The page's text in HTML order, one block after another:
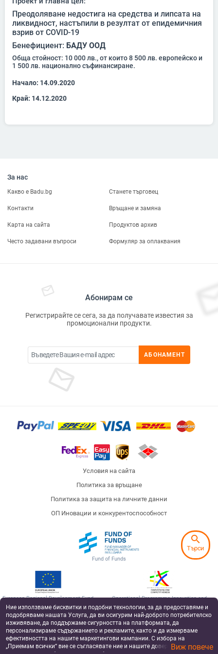
Преодоляване недостига на средства и липсата на
ликвидност, настъпили в резултат от епидемичния
взрив от COVID-19
Бенефициент: БАДУ ООД
Обща стойност: 10 000 лв., от които 8 500 лв. европейско и
1 500 лв. национално съфинансиране.
Начало: 14.09.2020
Край: 14.12.2020
За нас
Какво е Badu.bg Станете търговец
Контакти Връщане и замяна
Карта на сайта Продуктов архив
Често задавани въпроси Формуляр за оплаквания
Абонирам се
Регистрирайте се сега, за да получавате известия за
промоционални продукти.
АБОНАМЕНТ
Условия на сайта
Политика за връщане
Политика за защита на личните данни
ОП Иновации и конкурентоспособност
Fund of Funds
European Regional Development Fund
Operational Programme Innovation and
Badu has been supported by Silverline Capital, a private equity fund, co-financed by the
by the European Structural and Investment Funds under the operational program
“Innovation and Competitiveness 2014-2020”, managed by the Fund Manager of
Financial Instruments in Bulgaria.
©2017-2026
Ние използваме бисквитки и подобни технологии, за да предоставяме и
подобряваме нашата Услуга, да ви осигурим най-доброто потребителско
изживяване, да поддържаме сигурността на платформата, да
персонализираме съдържанието и рекламите, както и да измерваме
ефективността на нашите маркетингови кампании. С избора на
„Приемам всички“ вие се съгласявате ние и нашите доверени партньори
Виж повече
search
Търси